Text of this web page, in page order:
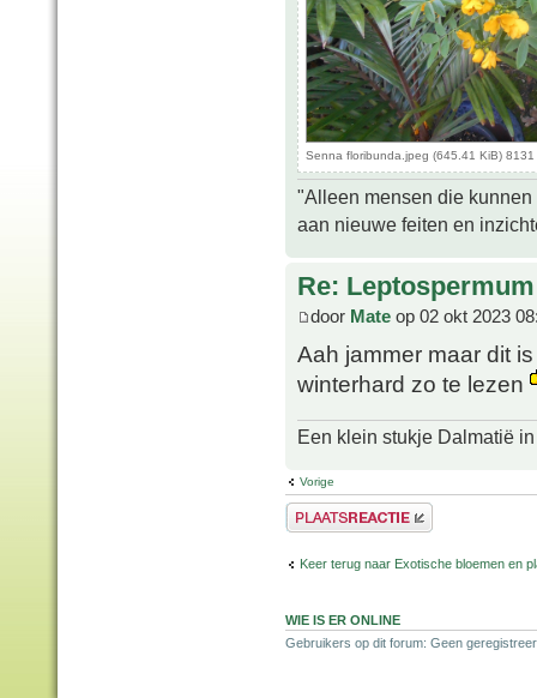
Senna floribunda.jpeg (645.41 KiB)
"Alleen mensen die
aan nieuwe feiten en
Re:
door Mate op 02 okt 2023
Aah jammer maar dit
winterhard zo te lezen
Een klein stukje Dalmatië
Vorige
Plaats een reactie
Keer terug naar Exotische bloemen en
WIE IS ER ONLINE
Gebruikers op dit forum: Geen